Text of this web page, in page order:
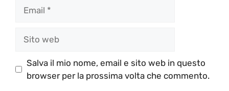
web
Salva il mio nome, email e sito web in questo
browser per la prossima volta che commento.